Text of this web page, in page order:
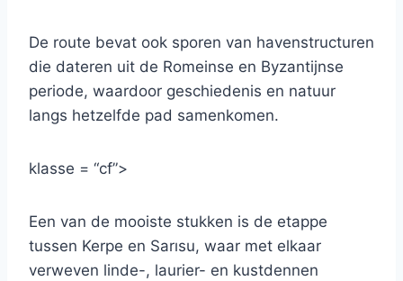
De route bevat ook sporen van havenstructuren
die dateren uit de Romeinse en Byzantijnse
periode, waardoor geschiedenis en natuur
langs hetzelfde pad samenkomen.
klasse = “cf”>
Een van de mooiste stukken is de etappe
tussen Kerpe en Sarısu, waar met elkaar
verweven linde-, laurier- en kustdennen